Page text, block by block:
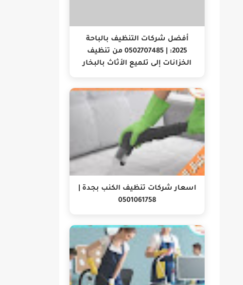
أفضل شركات التنظيف بالباحة
2025: | 0502707485 من تنظيف
الخزانات إلى تلميع الأثاث بالبخار
اسعار شركات تنظيف الكنب بجدة |
0501061758